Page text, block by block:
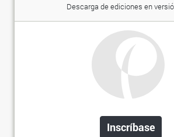
Descarga de ediciones en
Inscríbase